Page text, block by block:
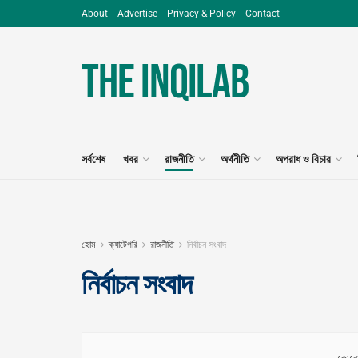
About Advertise Privacy & Policy Contact
The Inqilab
সর্বশেষ খবর রাজনীতি অর্থনীতি অপরাধ ও বিচার
হোম ক্যাটেগরি রাজনীতি নির্বাচন সংবাদ
নির্বাচন সংবাদ